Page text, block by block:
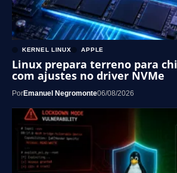
KERNEL LINUX APPLE
Linux prepara terreno para
com ajustes no driver NVMe
PorEmanuel Negromonte06/08/2026